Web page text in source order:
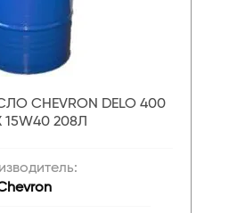
CHEVRON DELO 400
15W40 208Л